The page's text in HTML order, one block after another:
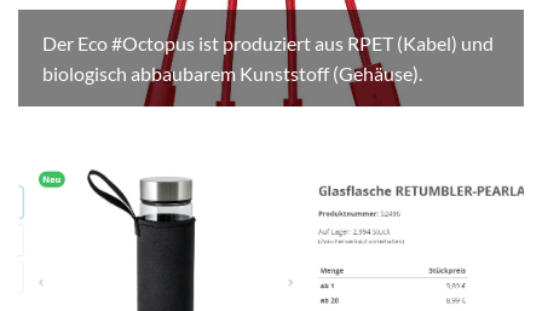
Der Eco #Octopus ist produziert aus RPET (Kabel) und
biologisch abbaubarem Kunststoff (Gehäuse).